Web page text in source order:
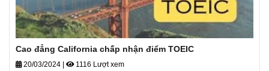
Cao đẳng California chấp nhận điểm TOEIC
20/03/2024 | 1116 Lượt xem